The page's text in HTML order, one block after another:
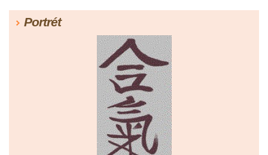
Portrét